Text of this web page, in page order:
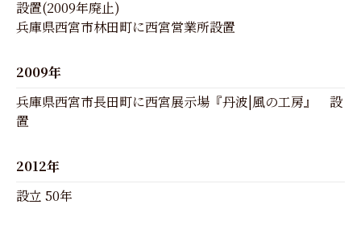
設置(2009年廃止)
兵庫県西宮市林田町に西宮営業所設置
2009年
兵庫県西宮市長田町に西宮展示場『丹波|風の工房』 設
置
2012年
設立 50年